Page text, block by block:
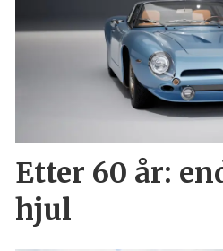
Etter 60 år:
hjul